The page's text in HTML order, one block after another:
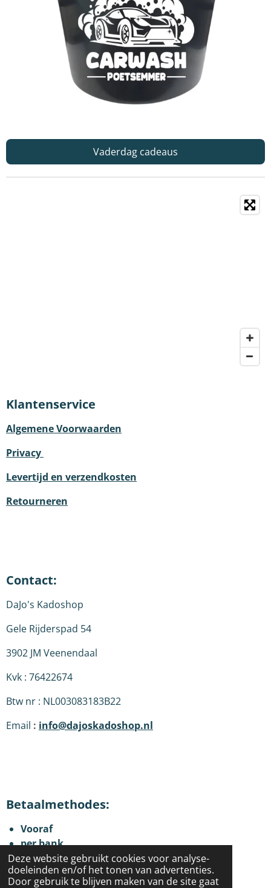
Deze website gebruikt cookies voor analyse-
doeleinden en/of het tonen van advertenties.
Door gebruik te blijven maken van de site gaat
Vaderdag cadeaus
Klantenservice
Algemene Voorwaarden
Privacy
Levertijd en verzendkosten
Retourneren
Contact:
DaJo's Kadoshop
Gele Rijderspad 54
3902 JM Veenendaal
Kvk : 76422674
Btw nr : NL003083183B22
Email : info@dajoskadoshop.nl
Betaalmethodes:
Vooraf
per bank
Betaalverzoek
Delen Delen